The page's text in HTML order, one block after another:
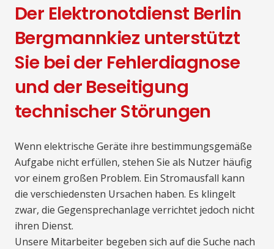
Der Elektronotdienst Berlin
Bergmannkiez unterstützt
Sie bei der Fehlerdiagnose
und der Beseitigung
technischer Störungen
Wenn elektrische Geräte ihre bestimmungsgemäße
Aufgabe nicht erfüllen, stehen Sie als Nutzer häufig
vor einem großen Problem. Ein Stromausfall kann
die verschiedensten Ursachen haben. Es klingelt
zwar, die Gegensprechanlage verrichtet jedoch nicht
ihren Dienst.
Unsere Mitarbeiter begeben sich auf die Suche nach